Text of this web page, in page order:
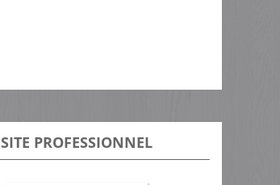
SITE PROFESSIONNEL